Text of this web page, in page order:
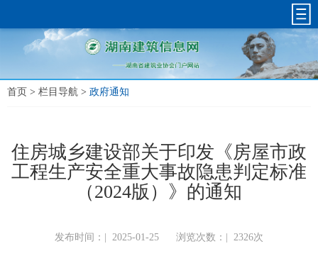
首页 > 栏目导航 > 政府通知
住房城乡建设部关于印发《房屋市政
工程生产安全重大事故隐患判定标准
（2024版）》的通知
发布时间：| 2025-01-25 浏览次数：| 2326次